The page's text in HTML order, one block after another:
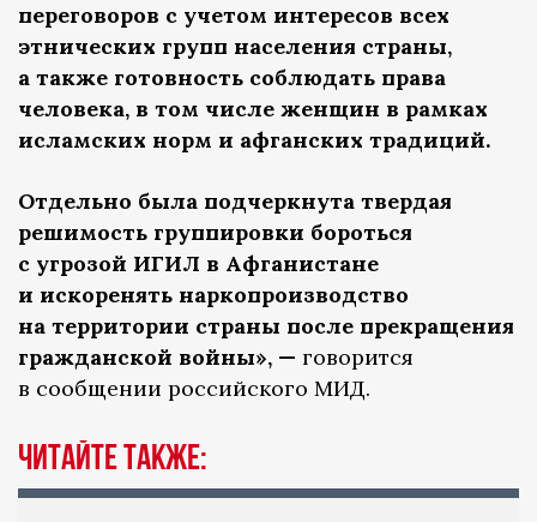
переговоров с учетом интересов всех
этнических групп населения страны,
а также готовность соблюдать права
человека, в том числе женщин в рамках
исламских норм и афганских традиций.
Отдельно была подчеркнута твердая
решимость группировки бороться
с угрозой ИГИЛ в Афганистане
и искоренять наркопроизводство
на территории страны после прекращения
гражданской войны», — говорится
в сообщении российского МИД.
Читайте также: